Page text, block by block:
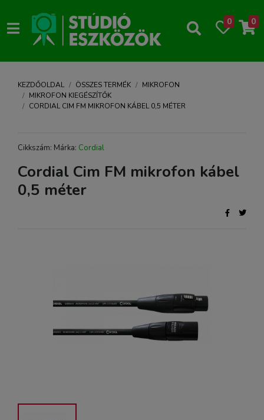
0 0
KEZDŐOLDAL ÖSSZES TERMÉK
MIKROFON
MIKROFON KIEGÉSZÍTŐK
CORDIAL CIM FM MIKROFON KÁBEL 0,5 MÉTER
Cikkszám: Márka: Cordial
Cordial Cim FM mikrofon kábel
0,5 méter